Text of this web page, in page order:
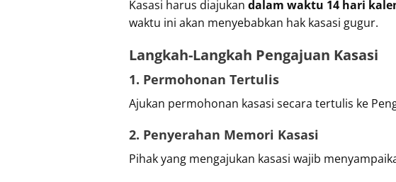
Kasasi harus diajukan dalam waktu 14 hari
waktu ini akan menyebabkan hak kasasi gugur.
Langkah-Langkah Pengajuan Kasasi
1. Permohonan Tertulis
Ajukan permohonan kasasi secara tertulis ke
2. Penyerahan Memori Kasasi
Pihak yang mengajukan kasasi wajib